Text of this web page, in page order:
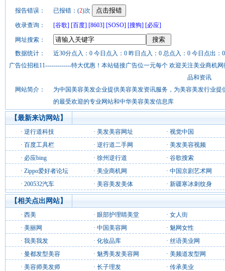
报告错误： 已报错：(2)次
收录查询： [谷歌] [百度] [8603] [SOSO] [搜狗] [必应]
网址搜索：
数据统计：
近30分点入：0 今日点入：0 昨日点入：0 总点入：0 今日点出：
广告位招租11-------------特大优惠！本站链接广告位一元每个 欢迎关注美业商机
品和资讯
网站简介：
为中国美容美发企业提供美容美发资讯服务，为美容美发行业
的最受欢迎的专业网站和中华美容美发信息库
【最新来访网站】
· 逆行道科技 · 美发美容网址 · 视觉中国
· 百度工具栏 · 逆行道二手网 · 美发美容视频
· 必应bing · 徐州逆行道 · 谷歌搜索
· Zippo爱好者论坛 · 美业商机网 · 中国京剧艺术网
· 200532汽车 · 美容美发美体 · 新疆寒冰刺纹身
【相关点出网站】
· 西美 · 眼部护理睛美堂 · 女人街
· 美丽网 · 中国美容网 · 魅网女性
· 我美我发 · 化妆品库 · 丝语美业网
· 曼都发型美容 · 魅秀美发美容网 · 美频道发型网
· 美容师美发师 · 长子理发 · 传承美业